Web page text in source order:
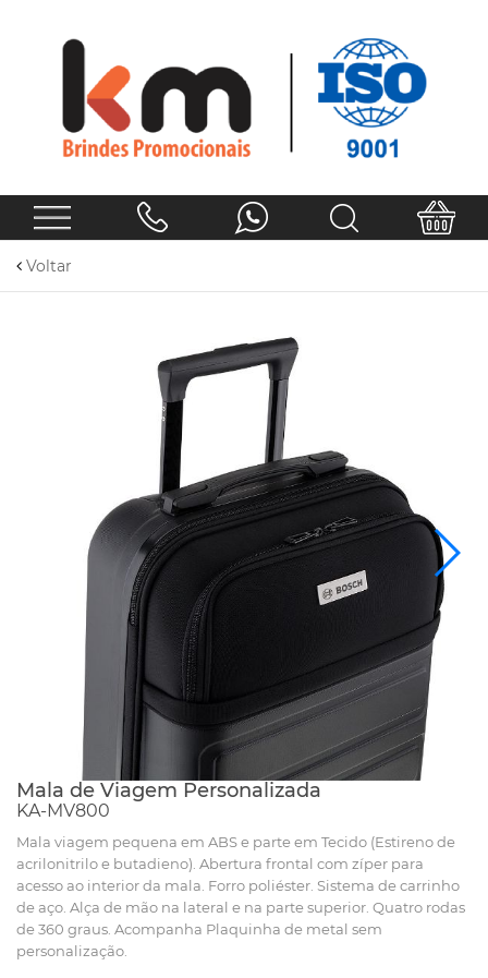
Voltar
Mala de Viagem Personalizada
KA-MV800
Mala viagem pequena em ABS e parte em Tecido (Estireno de
acrilonitrilo e butadieno). Abertura frontal com zíper para
acesso ao interior da mala. Forro poliéster. Sistema de carrinho
de aço. Alça de mão na lateral e na parte superior. Quatro rodas
de 360 graus. Acompanha Plaquinha de metal sem
personalização.